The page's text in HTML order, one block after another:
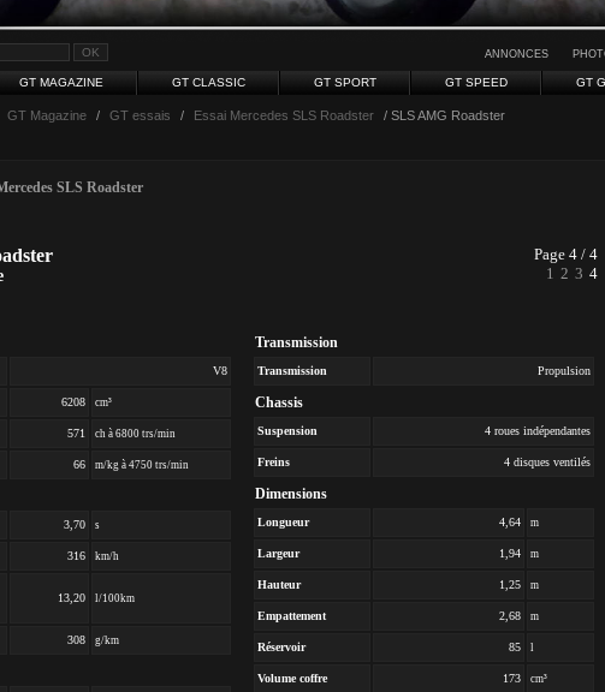
ANNONCES
GT MAGAZINE GT CLASSIC GT SPORT GT SPEED GT
GT Magazine / GT essais / Essai Mercedes SLS Roadster / SLS AMG Roadster
SLS Roadster
Page 4 / 4
1 2 3 4
V8
6208 cm³
571 ch à 6800 trs/min
66 m/kg à 4750 trs/min
3,70 s
316 km/h
13,20 l/100km
308 g/km
Transmission
Transmission Propulsion
Chassis
Suspension 4 roues indépendantes
Freins 4 disques ventilés
Dimensions
Longueur 4,64 m
Largeur 1,94 m
Hauteur 1,25 m
Empattement 2,68 m
Réservoir 85 l
Volume coffre 173 cm³